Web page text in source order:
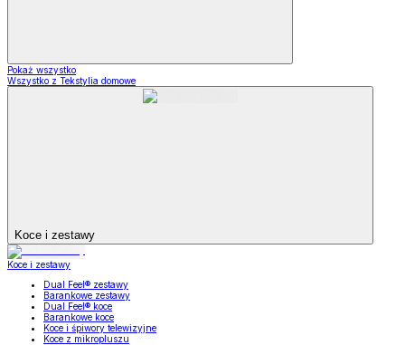
Pokaż wszystko
Wszystko z Tekstylia domowe
Koce i zestawy
Koce i zestawy
Dual Feel® zestawy
Barankowe zestawy
Dual Feel® koce
Barankowe koce
Koce i śpiwory telewizyjne
Koce z mikropluszu